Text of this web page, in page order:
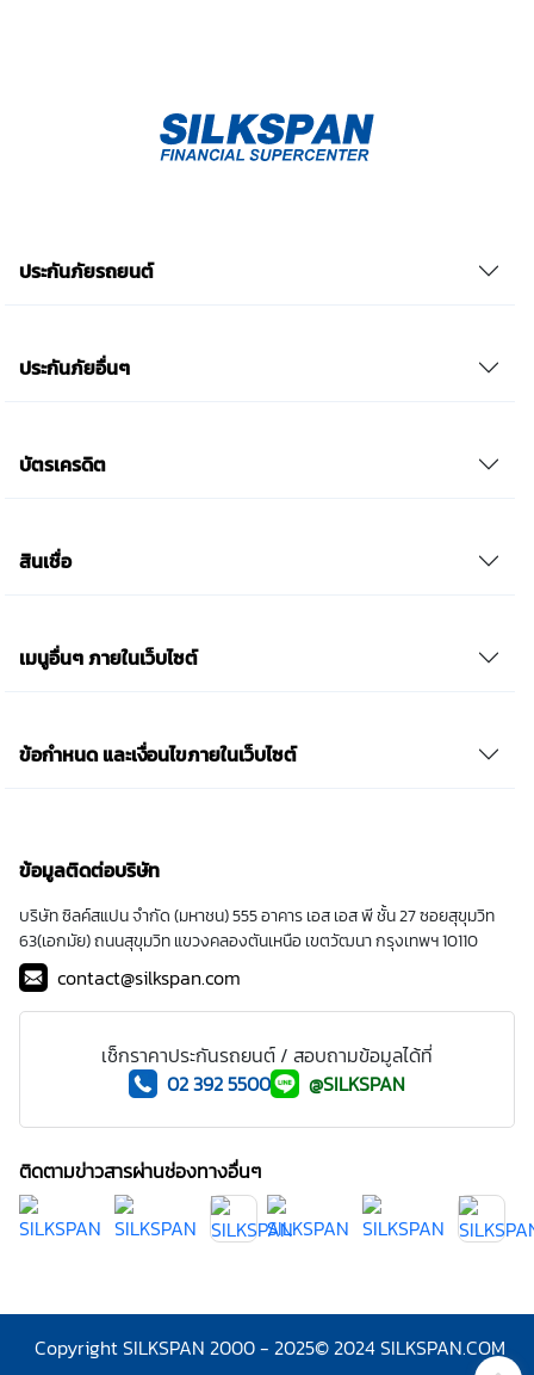
ข้าพเจ้าแทนการลงลายมือชื่อเป็นหลักฐาน รวบรวมเบี้ย
ประกันเท่านั้น เช็คราคา
ประกันภัยรถยนต์
ประกันภัยอื่นๆ
บัตรเครดิต
สินเชื่อ
เมนูอื่นๆ ภายในเว็บไซต์
ข้อกำหนด และเงื่อนไขภายในเว็บไซต์
ข้อมูลติดต่อบริษัท
บริษัท ซิลค์สแปน จำกัด (มหาชน) 555 อาคาร เอส เอส พี ชั้น 27 ซอยสุขุมวิท
63(เอกมัย) ถนนสุขุมวิท แขวงคลองตันเหนือ เขตวัฒนา กรุงเทพฯ 10110
contact@silkspan.com
เช็กราคาประกันรถยนต์ / สอบถามข้อมูลได้ที่
02 392 5500
@SILKSPAN
ติดตามข่าวสารผ่านช่องทางอื่นๆ
Copyright SILKSPAN 2000 - 2025© 2024 SILKSPAN.COM